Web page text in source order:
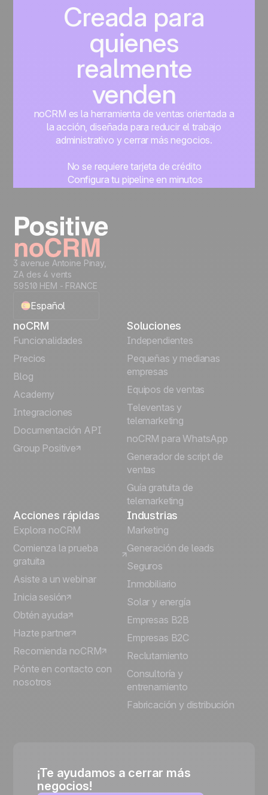
Creada para
quienes
realmente
venden
noCRM es la herramienta de ventas orientada a
la acción, diseñada para reducir el trabajo
administrativo y cerrar más negocios.
No se requiere tarjeta de crédito
Configura tu pipeline en minutos
3 avenue Antoine Pinay,
ZA des 4 vents
59510 HEM - FRANCE
Español
English
Português
Italiano
Deutsch
noCRM
Funcionalidades
Precios
Blog
Academy
Integraciones
Documentación API
Group Positive
Soluciones
Independientes
Pequeñas y medianas
empresas
Equipos de ventas
Televentas y
telemarketing
noCRM para WhatsApp
Generador de script de
ventas
Guía gratuita de
telemarketing
Acciones rápidas
Explora noCRM
Comienza la prueba
gratuita
Asiste a un webinar
Inicia sesión
Obtén ayuda
Hazte partner
Recomienda noCRM
Pónte en contacto con
nosotros
Industrias
Marketing
Generación de leads
Seguros
Inmobiliario
Solar y energía
Empresas B2B
Empresas B2C
Reclutamiento
Consultoría y
entrenamiento
Fabricación y distribución
¡Te ayudamos a cerrar más
negocios!